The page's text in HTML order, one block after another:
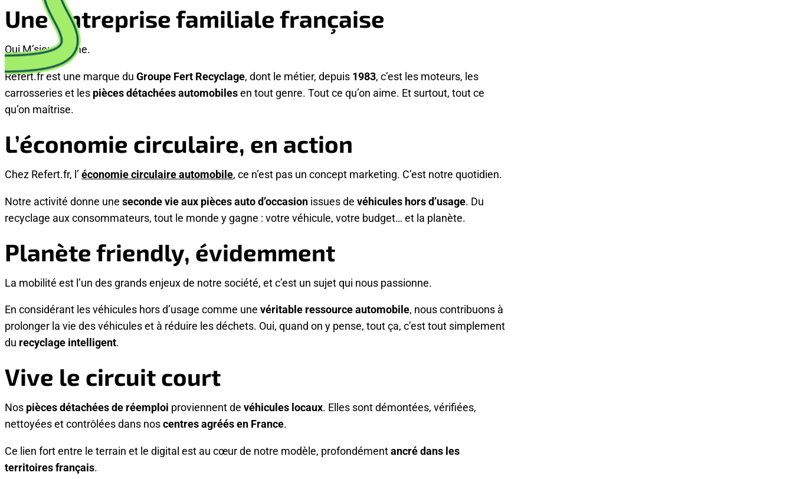
Une entreprise familiale française
Oui M’sieur Dame.
Refert.fr est une marque du Groupe Fert Recyclage, dont le métier, depuis 1983, c’est les moteurs, les
carrosseries et les pièces détachées automobilesen tout genre. Tout ce qu’on aime. Et surtout, tout ce
qu’on maîtrise.
L’économie circulaire, en action
Chez Refert.fr, l’ économie circulaire automobile, ce n’est pas un concept marketing. C’est notre quotidien.
Notre activité donne une seconde vie aux pièces auto d’occasion issues de véhicules hors d’usage. Du
recyclage aux consommateurs, tout le monde y gagne : votre véhicule, votre budget… et la planète.
Planète friendly, évidemment
La mobilité est l’un des grands enjeux de notre société, et c’est un sujet qui nous passionne.
En considérant les véhicules hors d’usage comme une véritable ressource automobile, nous contribuons à
prolonger la vie des véhicules et à réduire les déchets. Oui, quand on y pense, tout ça, c’est tout simplement
du recyclage intelligent.
Vive le circuit court
Nos pièces détachées de réemploi proviennent de véhicules locaux. Elles sont démontées, vérifiées,
nettoyées et contrôlées dans noscentres agréés en France.
Ce lien fort entre le terrain et le digital est au cœur de notre modèle, profondémentancré dans les
territoires français.